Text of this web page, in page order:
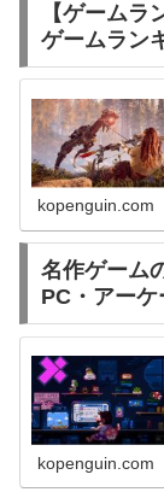
【ゲーム
ゲームラン
kopenguin.com
名作ゲーム
PC・アー
kopenguin.com